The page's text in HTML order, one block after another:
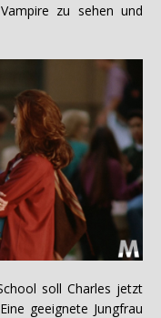
zu sehen und
soll Charles jetzt
geeignete Jungfrau